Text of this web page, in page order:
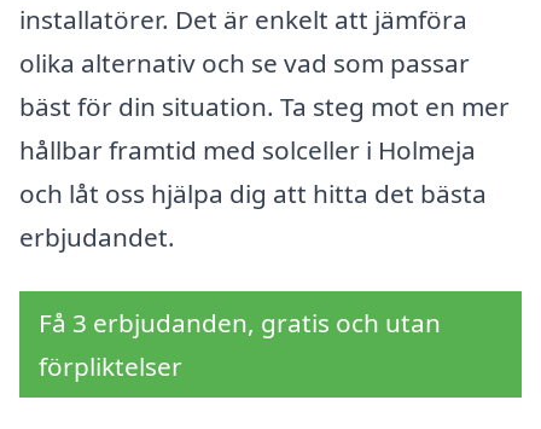
installatörer. Det är enkelt att jämföra
olika alternativ och se vad som passar
bäst för din situation. Ta steg mot en mer
hållbar framtid med solceller i Holmeja
och låt oss hjälpa dig att hitta det bästa
erbjudandet.
Få 3 erbjudanden, gratis och utan
förpliktelser